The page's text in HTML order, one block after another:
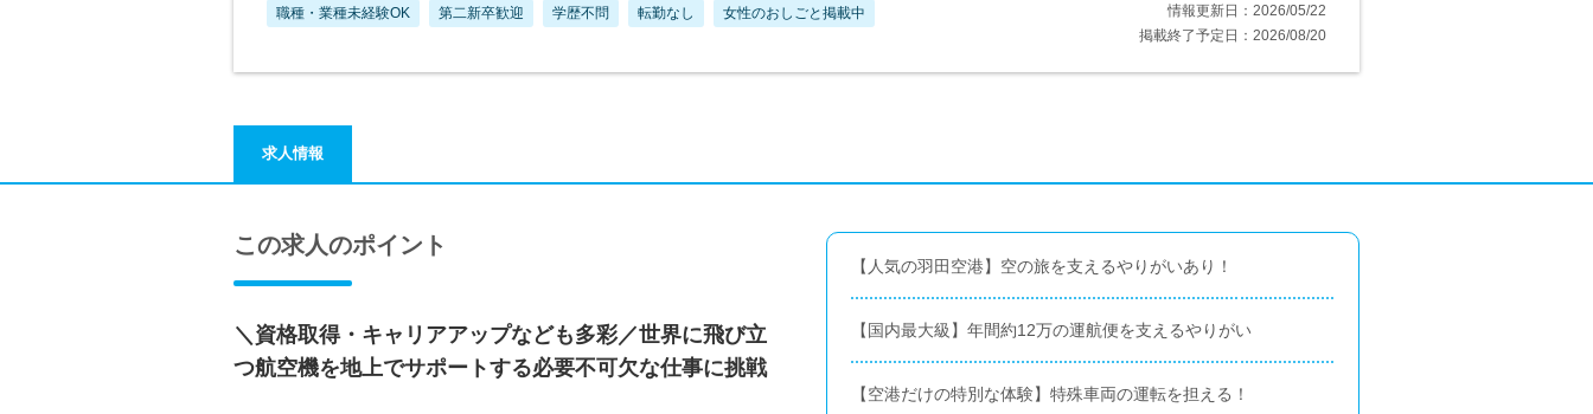
職種・業種未経験OK 第二新卒歓迎 学歴不問 転勤なし 女性のおしごと掲載中
情報更新日：2026/05/22
掲載終了予定日：2026/08/20
求人情報
この求人のポイント
＼資格取得・キャリアアップなども多彩／世界に飛び立
つ航空機を地上でサポートする必要不可欠な仕事に挑戦
【人気の羽田空港】空の旅を支えるやりがいあり！
【国内最大級】年間約12万の運航便を支えるやりがい
【空港だけの特別な体験】特殊車両の運転を担える！